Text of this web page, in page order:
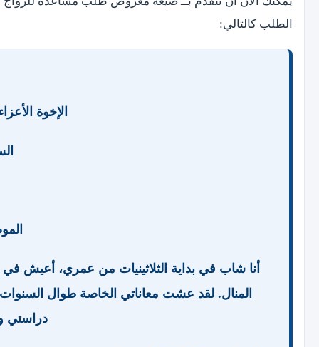
الطلب كالتالي:
الإخوة الأعزاء
أنا شاب في بداية الثلاثينيات من عمري، أعيش
المنال. لقد عشت معاناتي الخاصة طوال
دراستي